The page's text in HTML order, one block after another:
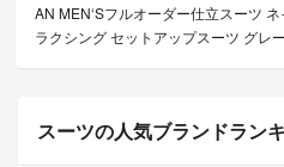
AN MEN‘Sフルオーダー仕立スーツ
ラクシング セットアップスーツ グレ
スーツの人気ブランドラン